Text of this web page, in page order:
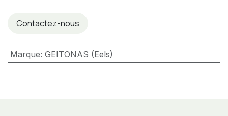
Contactez-nous
Marque: GEITONAS (Eels)